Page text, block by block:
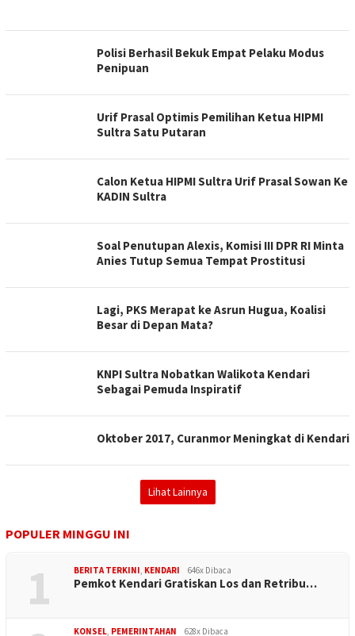
Polisi Berhasil Bekuk Empat Pelaku Modus
Penipuan
Urif Prasal Optimis Pemilihan Ketua HIPMI
Sultra Satu Putaran
Calon Ketua HIPMI Sultra Urif Prasal Sowan Ke
KADIN Sultra
Soal Penutupan Alexis, Komisi III DPR RI Minta
Anies Tutup Semua Tempat Prostitusi
Lagi, PKS Merapat ke Asrun Hugua, Koalisi
Besar di Depan Mata?
KNPI Sultra Nobatkan Walikota Kendari
Sebagai Pemuda Inspiratif
Oktober 2017, Curanmor Meningkat di Kendari
Lihat Lainnya
POPULER MINGGU INI
1 BERITA TERKINI KENDARI 646x Dibaca
Pemkot Kendari Gratiskan Los dan Retribu…
KONSEL PEMERINTAHAN 628x Dibaca